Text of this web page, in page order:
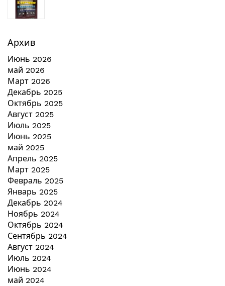
Архив
Июнь 2026
май 2026
Март 2026
Декабрь 2025
Октябрь 2025
Август 2025
Июль 2025
Июнь 2025
май 2025
Апрель 2025
Март 2025
Февраль 2025
Январь 2025
Декабрь 2024
Ноябрь 2024
Октябрь 2024
Сентябрь 2024
Август 2024
Июль 2024
Июнь 2024
май 2024